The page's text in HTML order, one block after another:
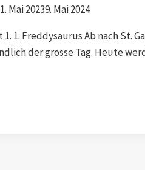
1. Mai 20239. Mai 2024
1. Freddysaurus Ab nach St.
der grosse Tag. Heute